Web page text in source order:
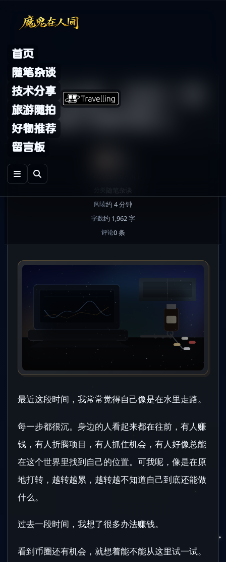
首页
随笔杂谈
技术分享
旅游随拍
好物推荐
留言板
三十七岁，站在一条
看不清的路上
随笔杂谈
阅读约 4 分钟
字数约 1,962 字
评论0 条
最近这段时间，我常常觉得自己像是在水里走路。
每一步都很沉。身边的人看起来都在往前，有人赚
钱，有人折腾项目，有人抓住机会，有人好像总能
在这个世界里找到自己的位置。可我呢，像是在原
地打转，越转越累，越转越不知道自己到底还能做
什么。
过去一段时间，我想了很多办法赚钱。
看到币圈还有机会，就想着能不能从这里试一试。